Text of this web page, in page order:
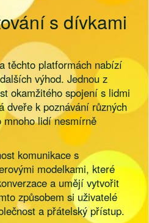
s dívkami
těchto platformách nabízí
výhod. Jednou z
okamžitého spojení s lidmi
dveře k poznávání různých
mnoho lidí nesmírně
komunikace s
modelkami, které
a umějí vytvořit
způsobem si uživatelé
a přátelský přístup.